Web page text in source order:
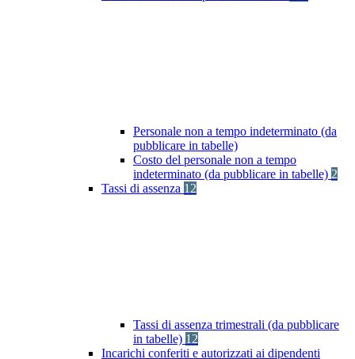
Personale non a tempo indeterminato (da
pubblicare in tabelle)
Costo del personale non a tempo
indeterminato (da pubblicare in tabelle) 2
Tassi di assenza 12
Tassi di assenza trimestrali (da pubblicare
in tabelle) 12
Incarichi conferiti e autorizzati ai dipendenti